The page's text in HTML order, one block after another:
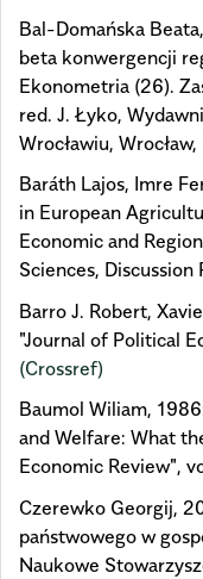
Bal-Domańska
beta konwergencji
Ekonometria (26).
red. J. Łyko,
Wrocławiu, Wrocław,
Baráth Lajos, Imre
in European
Economic and
Sciences,
Barro J. Robert,
"Journal of Political
(Crossref)
Baumol Wiliam,
and Welfare: What
Economic Review",
Czerewko Georgij,
państwowego w
Naukowe